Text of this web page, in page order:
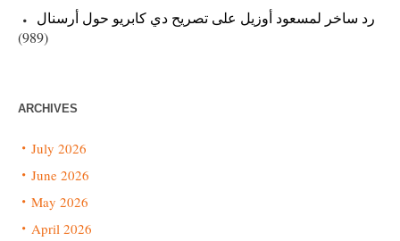
رد ساخر لمسعود أوزيل على تصريح دي كابريو حول أرسنال
(989)
ARCHIVES
July 2026
June 2026
May 2026
April 2026